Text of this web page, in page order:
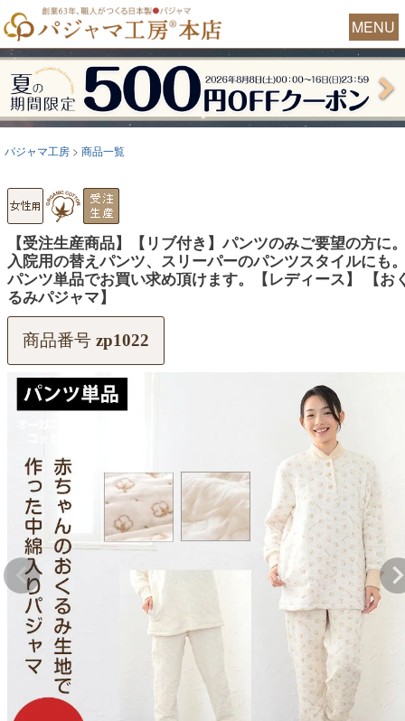
MENU
パジャマ工房 商品一覧
【受注生産商品】【リブ付き】パンツのみご要望の方に
入院用の替えパンツ、スリーパーのパンツスタイルにも
パンツ単品でお買い求め頂けます。【レディース】 【お
るみパジャマ】
商品番号 zp1022